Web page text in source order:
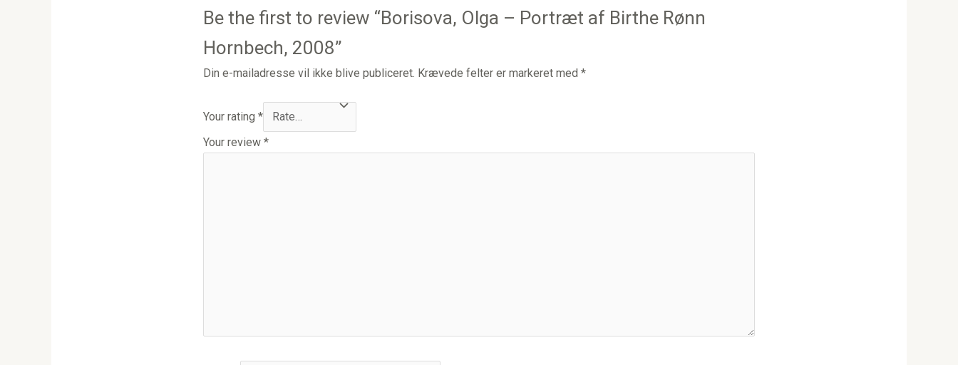
Be the first to review “Borisova, Olga – Portræt af Birthe Rønn
Hornbech, 2008”
Din e-mailadresse vil ikke blive publiceret. Krævede felter er markeret med*
Your rating*
Your review*